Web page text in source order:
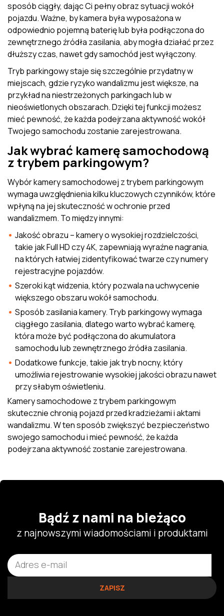
sposób ciągły, dając Ci pełny obraz sytuacji wokół
pojazdu. Ważne, by kamera była wyposażona w
odpowiednio pojemną baterię lub była podłączona do
zewnętrznego źródła zasilania, aby mogła działać przez
dłuższy czas, nawet gdy samochód jest wyłączony.
Tryb parkingowy staje się szczególnie przydatny w
miejscach, gdzie ryzyko wandalizmu jest większe, na
przykład na niestrzeżonych parkingach lub w
nieoświetlonych obszarach. Dzięki tej funkcji możesz
mieć pewność, że każda podejrzana aktywność wokół
Twojego samochodu zostanie zarejestrowana.
Jak wybrać kamerę samochodową
z trybem parkingowym?
Wybór kamery samochodowej z trybem parkingowym
wymaga uwzględnienia kilku kluczowych czynników, które
wpłyną na jej skuteczność w ochronie przed
wandalizmem. To między innymi:
Jakość obrazu – kamery o wysokiej rozdzielczości,
takie jak Full HD czy 4K, zapewniają wyraźne nagrania,
na których łatwiej zidentyfikować twarze czy numery
rejestracyjne pojazdów.
Szeroki kąt widzenia, który pozwala na uchwycenie
większego obszaru wokół samochodu.
Sposób zasilania kamery. Tryb parkingowy wymaga
ciągłego zasilania, dlatego warto wybrać kamerę,
która może być podłączona do akumulatora
samochodu lub zewnętrznego źródła zasilania.
Dodatkowe funkcje, takie jak tryb nocny, który
umożliwia rejestrowanie wysokiej jakości obrazu nawet
przy słabym oświetleniu.
Kamery samochodowe z trybem parkingowym
skutecznie chronią pojazd przed kradzieżami i aktami
wandalizmu. W ten sposób zwiększyć bezpieczeństwo
swojego samochodu i mieć pewność, że każda
podejrzana aktywność zostanie zarejestrowana.
Bądź z nami na bieżąco
z najnowszymi wiadomościami i produktami